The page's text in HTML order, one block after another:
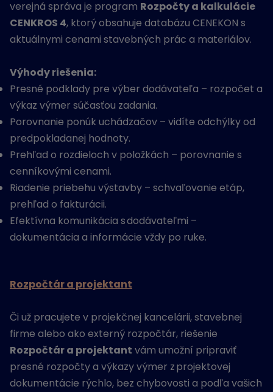
verejná správa je program Rozpočty a kalkulácie
CENKROS 4, ktorý obsahuje databázu CENEKON s
aktuálnymi cenami stavebných prác a materiálov.
Výhody riešenia:
Presné podklady pre výber dodávateľa – rozpočet a
výkaz výmer súčasťou zadania.
Porovnanie ponúk uchádzačov – vidíte odchýlky od
predpokladanej hodnoty.
Prehľad o rozdieloch v položkách – porovnanie s
cenníkovými cenami.
Riadenie priebehu výstavby – schvaľovanie etáp,
prehľad o fakturácii.
Efektívna komunikácia s dodávateľmi –
dokumentácia a informácie vždy po ruke.
Rozpočtár a projektant
Či už pracujete v projekčnej kancelárii, stavebnej
firme alebo ako externý rozpočtár, riešenie
Rozpočtár a projektant vám umožní pripraviť
presné rozpočty a výkazy výmer z projektovej
dokumentácie rýchlo, bez chybovosti a podľa vašich